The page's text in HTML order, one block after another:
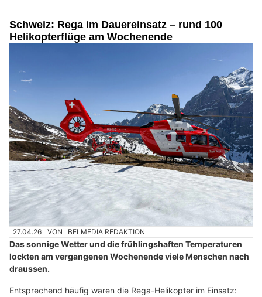
Schweiz: Rega im Dauereinsatz – rund 100
Helikopterflüge am Wochenende
27.04.26 VON BELMEDIA REDAKTION
Das sonnige Wetter und die frühlingshaften Temperaturen
lockten am vergangenen Wochenende viele Menschen nach
draussen.
Entsprechend häufig waren die Rega-Helikopter im Einsatz: